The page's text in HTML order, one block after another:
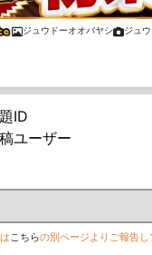
ジュウドーオオバヤシ ジュ
ID
ユーザー
こちらの別ページよりご報告し